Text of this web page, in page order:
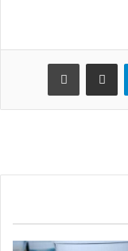
اشتراک گذاری از طریق ایمیل